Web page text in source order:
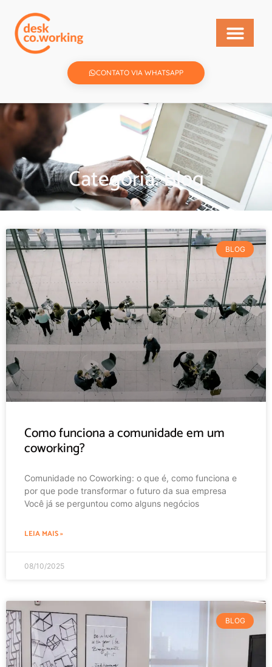
CONTATO VIA WHATSAPP
Categoria: Blog
BLOG
Como funciona a comunidade em um
coworking?
Comunidade no Coworking: o que é, como funciona e
por que pode transformar o futuro da sua empresa
Você já se perguntou como alguns negócios
LEIA MAIS »
08/10/2025
BLOG